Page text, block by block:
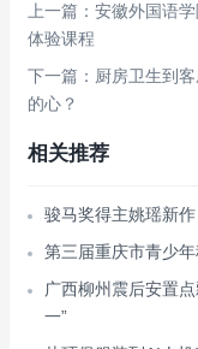
上一篇：安徽外国语
体验课程
下一篇：厨房卫生到
的心？
相关推荐
骏马奖得主姚瑶新
第三届重庆市青少
广西柳州震后安置
一”